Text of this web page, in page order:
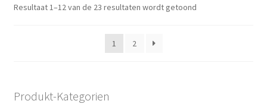
Resultaat 1–12 van de 23 resultaten wordt getoondGesorteerd
1
2
Produkt-Kategorien